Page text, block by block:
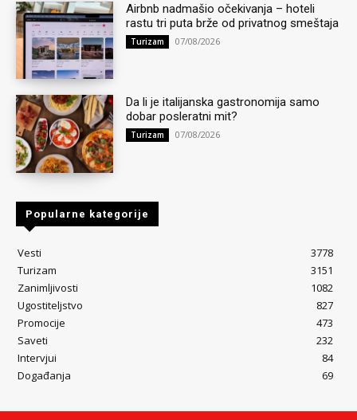
Airbnb nadmašio očekivanja – hoteli
rastu tri puta brže od privatnog smeštaja
Turizam 07/08/2026
Da li je italijanska gastronomija samo
dobar posleratni mit?
Turizam 07/08/2026
Popularne kategorije
Vesti
3778
Turizam
3151
Zanimljivosti
1082
Ugostiteljstvo
827
Promocije
473
Saveti
232
Intervjui
84
Događanja
69